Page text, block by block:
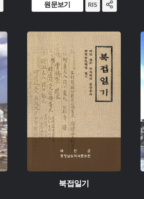
원문보기
주제 :
유형 :
발행 :
생산 :
소장 :
북접일기